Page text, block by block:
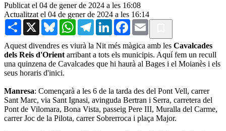
Publicat el 04 de gener de 2024 a les 16:08
Actualitzat el 04 de gener de 2024 a les 16:14
Share X BlueskyWhatsAppTelegramLinkedInFacebook
Email
Aquest divendres es viurà la Nit més màgica amb les Cavalcades
dels Reis d'Orient arribant a tots els municipis. Aquí fem un recull
una quinzena de Cavalcades que hi haurà al Bages i el Moianès i els
seus horaris d'inici.
Manresa: Començarà a les 6 de la tarda des del Pont Vell, carrer
Sant Marc, via Sant Ignasi, avinguda Bertran i Serra, carretera del
Pont de Vilomara, Bona Vista, passeig Pere III, Muralla del Carme,
carrer Joc de la Pilota, carrer Sobrerroca i plaça Major.